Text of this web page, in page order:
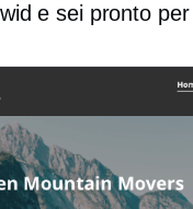
e sei pronto